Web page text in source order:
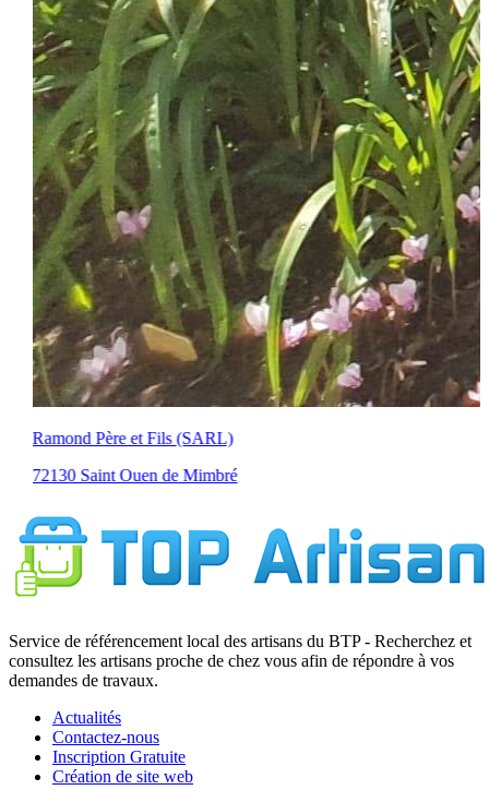
Ramond Père et Fils (SARL)
72130 Saint Ouen de Mimbré
Service de référencement local des artisans du BTP - Recherchez et
consultez les artisans proche de chez vous afin de répondre à vos
demandes de travaux.
Actualités
Contactez-nous
Inscription Gratuite
Création de site web